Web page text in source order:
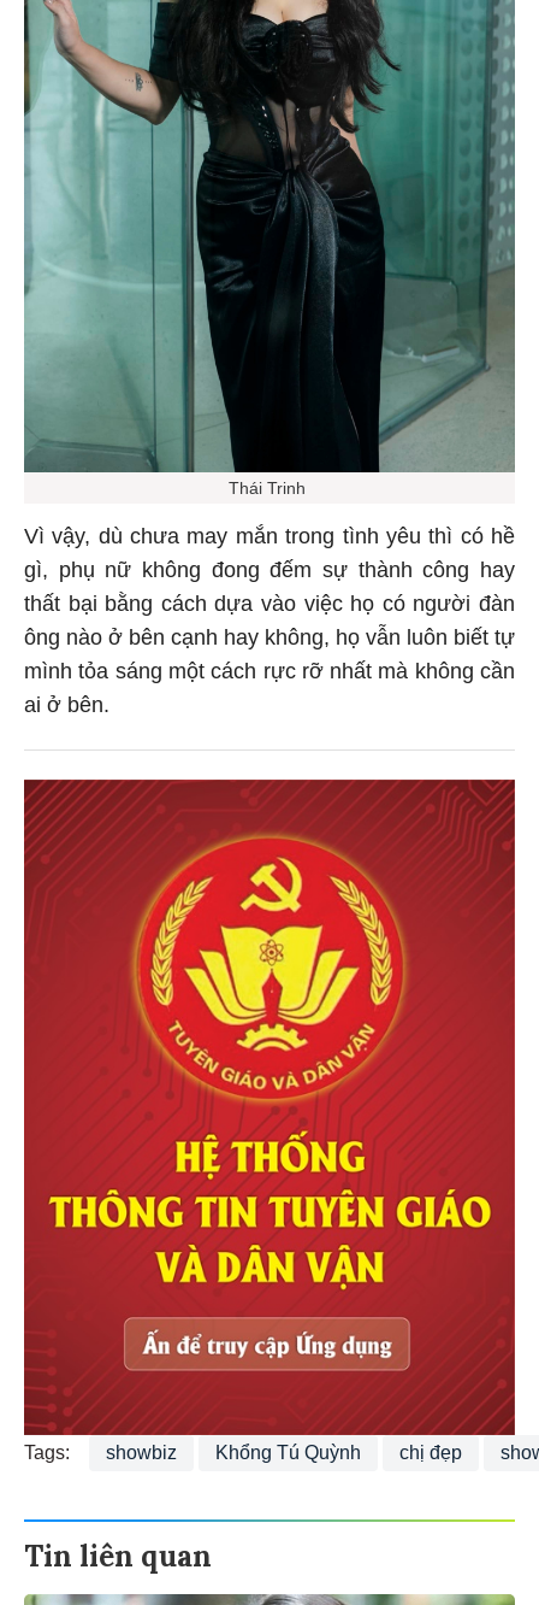
Thái Trinh
Vì vậy, dù chưa may mắn trong tình yêu thì có hề
gì, phụ nữ không đong đếm sự thành công hay
thất bại bằng cách dựa vào việc họ có người đàn
ông nào ở bên cạnh hay không, họ vẫn luôn biết tự
mình tỏa sáng một cách rực rỡ nhất mà không cần
ai ở bên.
Tags: showbiz Khổng Tú Quỳnh chị đẹp
Tin liên quan